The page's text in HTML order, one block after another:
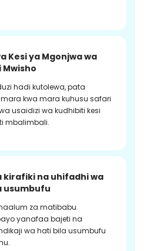
Kesi ya Mgonjwa wa
Mwisho
hadi kutolewa, pata
kwa mara kuhusu safari
usaidizi wa kudhibiti kesi
mbalimbali.
kirafiki na uhifadhi wa
usumbufu
za matibabu.
yanafaa bajeti na
wa hati bila usumbufu